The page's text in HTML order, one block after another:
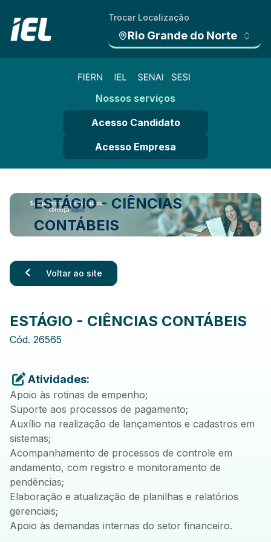
Trocar Localização
Rio Grande do Norte
Nossos serviços
Acesso Candidato
Acesso Empresa
ESTÁGIO - CIÊNCIAS
CONTÁBEIS
Voltar ao site
ESTÁGIO - CIÊNCIAS CONTÁBEIS
Cód. 26565
Atividades:
Apoio às rotinas de empenho;
Suporte aos processos de pagamento;
Auxílio na realização de lançamentos e cadastros em
sistemas;
Acompanhamento de processos de controle em
andamento, com registro e monitoramento de
pendências;
Elaboração e atualização de planilhas e relatórios
gerenciais;
Apoio às demandas internas do setor financeiro.